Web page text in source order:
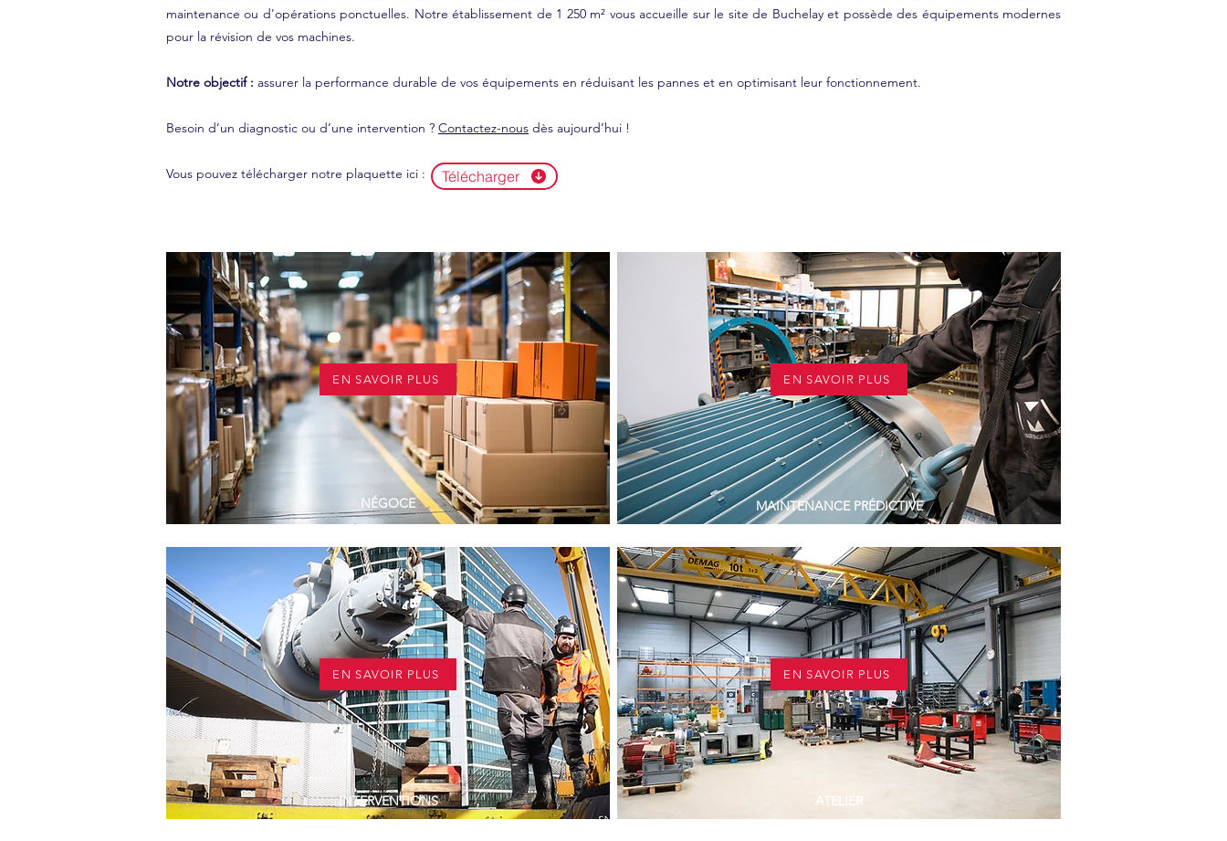
maintenance ou d'opérations ponctuelles. Notre établissement de 1 250 m² vous accueille sur le site de Buchelay et possède des équipements modernes
pour la révision de vos machines.
Notre objectif : assurer la performance durable de vos équipements en réduisant les pannes et en optimisant leur fonctionnement.
Besoin d’un diagnostic ou d’une intervention ? Contactez-nous dès aujourd’hui !
Vous pouvez télécharger notre plaquette ici : Télécharger
Titre
EN SAVOIR PLUS
NÉGOCE
Titre
EN SAVOIR PLUS
MAINTENANCE PRÉDICTIVE
Titre
EN SAVOIR PLUS
INTERVENTIONS
Titre
EN SAVOIR PLUS
ATELIER